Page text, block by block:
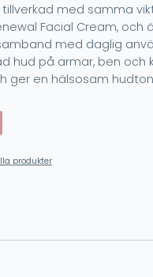
tillverkad med samma
Facial Cream,
med daglig
hud på armar, ben
ger en hälsosam
produkter